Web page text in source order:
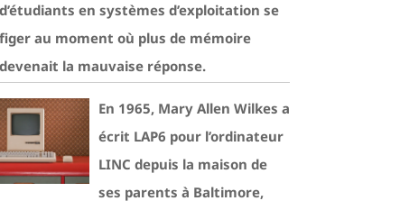
d’étudiants en systèmes d’exploitation se
figer au moment où plus de mémoire
devenait la mauvaise réponse.
En 1965, Mary Allen Wilkes a
écrit LAP6 pour l’ordinateur
LINC depuis la maison de
ses parents à Baltimore,